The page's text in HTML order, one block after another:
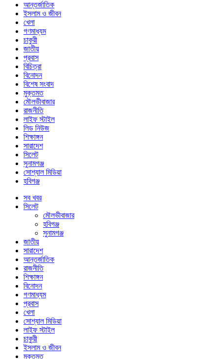
আন্তর্জাতিক
ইসলাম ও জীবন
খেলা
গণমাধ্যম
চাকুরী
জাতীয়
প্রবাস
বিচিত্রা
বিনোদন
বিশেষ সংবাদ
মুক্তমত
মৌলভীবাজার
রাজনীতি
লাইফ স্টাইল
লিড নিউজ
শিক্ষাঙ্গন
সারাদেশ
সিলেট
সুনামগঞ্জ
সোশ্যাল মিডিয়া
হবিগঞ্জ
সব খবর
সিলেট
মৌলভীবাজার
হবিগঞ্জ
সুনামগঞ্জ
জাতীয়
সারাদেশ
আন্তর্জাতিক
রাজনীতি
শিক্ষাঙ্গন
বিনোদন
গণমাধ্যম
প্রবাস
খেলা
সোশ্যাল মিডিয়া
লাইফ স্টাইল
চাকুরী
ইসলাম ও জীবন
মুক্তমত